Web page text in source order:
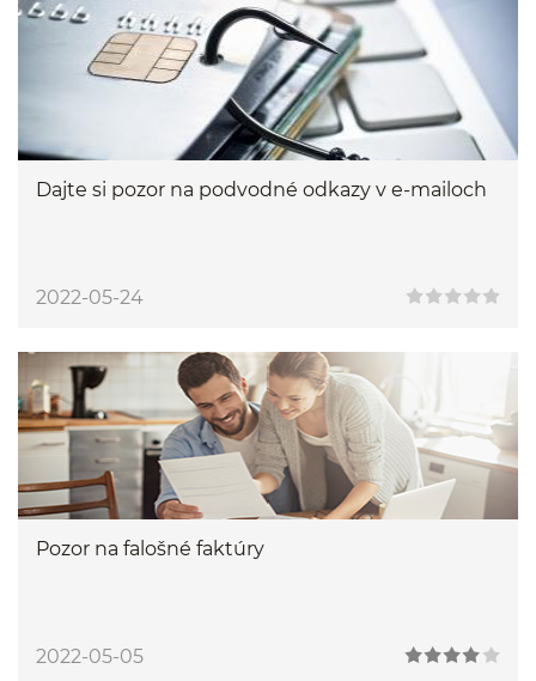
Dajte si pozor na podvodné odkazy v e-mailoch
2022-05-24
Pozor na falošné faktúry
2022-05-05